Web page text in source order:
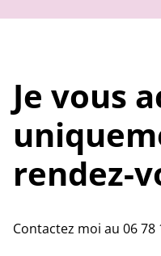
Je vous
rendez-
Contactez moi au 06 78